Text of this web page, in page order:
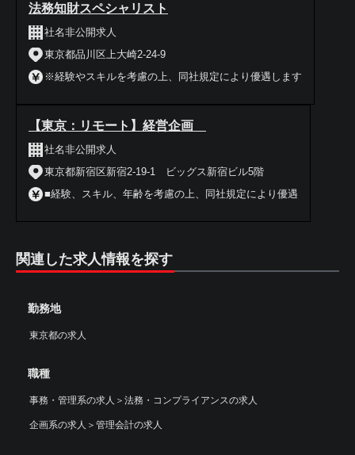
法務知財スペシャリスト
社名非公開求人
東京都品川区上大崎2-24-9
※経験やスキルを考慮の上、同社規定により優遇します
【東京：リモート】経営企画
社名非公開求人
東京都新宿区新宿2-19-1 ビッグス新宿ビル5階
■経験、スキル、年齢を考慮の上、同社規定により優遇
関連した求人情報を探す
勤務地
東京都の求人
職種
事務・管理系の求人 ＞ 法務・コンプライアンスの求人
企画系の求人 ＞ 管理会計の求人